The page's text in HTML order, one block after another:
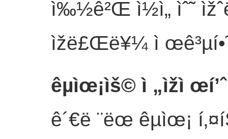
ì‰½ê²Œ ì½ì„ ìˆ˜
ìžë£Œë¥¼ ì
êµìœ¡ìš© ì „ìžì œí’ˆ
ê´€ë ¨ëœ êµìœ¡